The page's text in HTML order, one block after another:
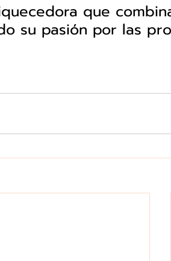
que
su pasión por las